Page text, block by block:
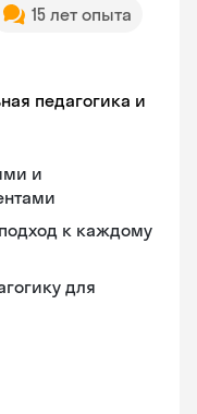
15 лет опыта
педагогика и
и
к каждому
для